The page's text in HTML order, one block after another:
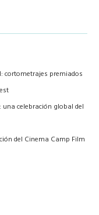
cortometrajes premiados
celebración global del
del Cinema Camp Film